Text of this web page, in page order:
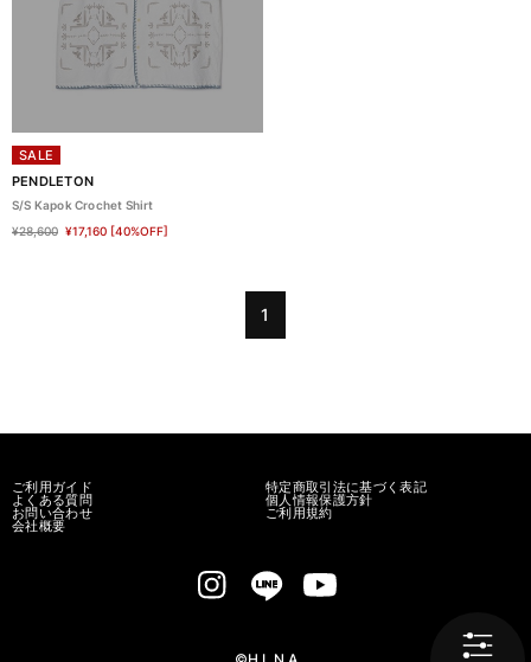
SALE
PENDLETON
S/S Kapok Crochet Shirt
¥28,600 ¥17,160 [40%OFF]
1
ご利用ガイド
よくある質問
お問い合わせ
会社概要
特定商取引法に基づく表記
個人情報保護方針
ご利用規約